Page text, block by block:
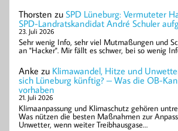
Thorsten zu SPD Lüneburg: Vermuteter
SPD-Landratskandidat André Schuler
23. Juli 2026
Sehr wenig Info, sehr viel Mutmaßungen und
an "Hacker". Mir fällt es schwer, bei so wenig
Anke zu Klimawandel, Hitze und
sich Lüneburg künftig? – Was die OB-
vorhaben
21. Juli 2026
Klimaanpassung und Klimaschutz gehören
Was nützen die besten Maßnahmen zur
Unwetter, wenn weiter Treibhausgase…